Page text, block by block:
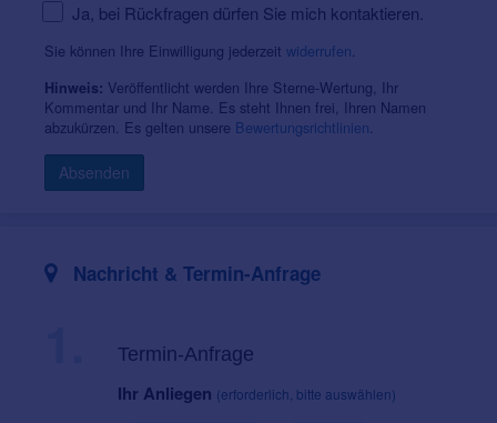
Ja, bei Rückfragen dürfen Sie mich kontaktieren.
Sie können Ihre Einwilligung jederzeit widerrufen.
Hinweis: Veröffentlicht werden Ihre Sterne-Wertung, Ihr
Kommentar und Ihr Name. Es steht Ihnen frei, Ihren Namen
abzukürzen. Es gelten unsere Bewertungsrichtlinien.
Absenden
Nachricht & Termin-Anfrage
Termin-Anfrage
Ihr Anliegen (erforderlich, bitte auswählen)